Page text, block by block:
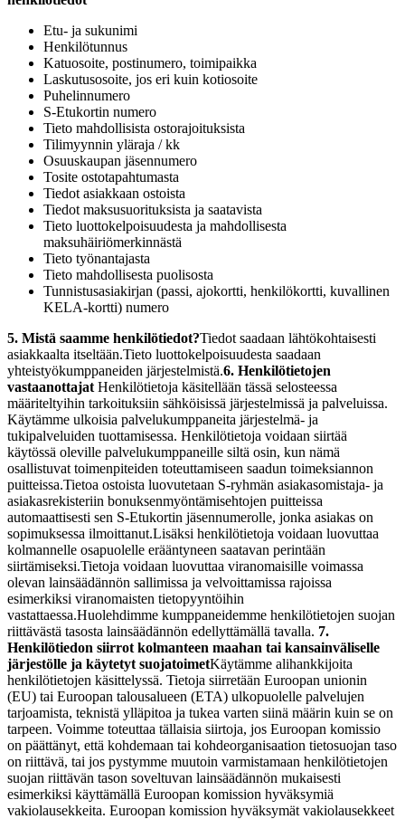
Etu- ja sukunimi
Henkilötunnus
Katuosoite, postinumero, toimipaikka
Laskutusosoite, jos eri kuin kotiosoite
Puhelinnumero
S-Etukortin numero
Tieto mahdollisista ostorajoituksista
Tilimyynnin yläraja / kk
Osuuskaupan jäsennumero
Tosite ostotapahtumasta
Tiedot asiakkaan ostoista
Tiedot maksusuorituksista ja saatavista
Tieto luottokelpoisuudesta ja mahdollisesta
maksuhäiriömerkinnästä
Tieto työnantajasta
Tieto mahdollisesta puolisosta
Tunnistusasiakirjan (passi, ajokortti, henkilökortti, kuvallinen
KELA-kortti) numero
5. Mistä saamme henkilötiedot?Tiedot saadaan lähtökohtaisesti
asiakkaalta itseltään.Tieto luottokelpoisuudesta saadaan
yhteistyökumppaneiden järjestelmistä.6. Henkilötietojen
vastaanottajat Henkilötietoja käsitellään tässä selosteessa
määriteltyihin tarkoituksiin sähköisissä järjestelmissä ja palveluissa.
Käytämme ulkoisia palvelukumppaneita järjestelmä- ja
tukipalveluiden tuottamisessa. Henkilötietoja voidaan siirtää
käytössä oleville palvelukumppaneille siltä osin, kun nämä
osallistuvat toimenpiteiden toteuttamiseen saadun toimeksiannon
puitteissa.Tietoa ostoista luovutetaan S-ryhmän asiakasomistaja- ja
asiakasrekisteriin bonuksenmyöntämisehtojen puitteissa
automaattisesti sen S-Etukortin jäsennumerolle, jonka asiakas on
sopimuksessa ilmoittanut.Lisäksi henkilötietoja voidaan luovuttaa
kolmannelle osapuolelle erääntyneen saatavan perintään
siirtämiseksi.Tietoja voidaan luovuttaa viranomaisille voimassa
olevan lainsäädännön sallimissa ja velvoittamissa rajoissa
esimerkiksi viranomaisten tietopyyntöihin
vastattaessa.Huolehdimme kumppaneidemme henkilötietojen suojan
riittävästä tasosta lainsäädännön edellyttämällä tavalla. 7.
Henkilötiedon siirrot kolmanteen maahan tai kansainväliselle
järjestölle ja käytetyt suojatoimetKäytämme alihankkijoita
henkilötietojen käsittelyssä. Tietoja siirretään Euroopan unionin
(EU) tai Euroopan talousalueen (ETA) ulkopuolelle palvelujen
tarjoamista, teknistä ylläpitoa ja tukea varten siinä määrin kuin se on
tarpeen. Voimme toteuttaa tällaisia siirtoja, jos Euroopan komissio
on päättänyt, että kohdemaan tai kohdeorganisaation tietosuojan taso
on riittävä, tai jos pystymme muutoin varmistamaan henkilötietojen
suojan riittävän tason soveltuvan lainsäädännön mukaisesti
esimerkiksi käyttämällä Euroopan komission hyväksymiä
vakiolausekkeita. Euroopan komission hyväksymät vakiolausekkeet